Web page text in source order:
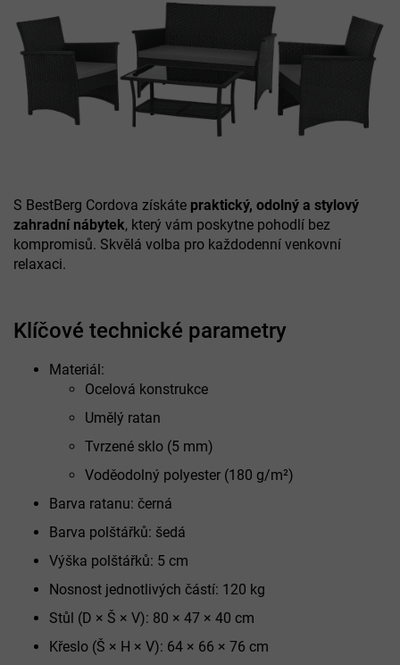
S BestBerg Cordova získáte praktický, odolný a stylový
zahradní nábytek, který vám poskytne pohodlí bez
kompromisů. Skvělá volba pro každodenní venkovní
relaxaci.
Klíčové technické parametry
Materiál:
Ocelová konstrukce
Umělý ratan
Tvrzené sklo (5 mm)
Voděodolný polyester (180 g/m²)
Barva ratanu: černá
Barva polštářků: šedá
Výška polštářků: 5 cm
Nosnost jednotlivých částí: 120 kg
Stůl (D × Š × V): 80 × 47 × 40 cm
Křeslo (Š × H × V): 64 × 66 × 76 cm